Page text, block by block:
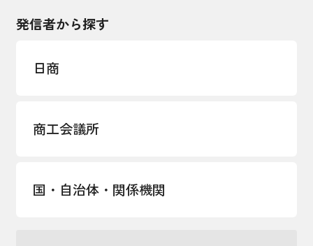
発信者から探す
日商
商工会議所
国・自治体・関係機関